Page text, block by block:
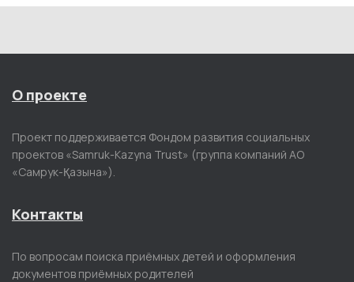
О проекте
Проект поддерживается Фондом развития социальных
проектов «Samruk-Kazyna Trust» (группа компаний АО
«Самрук-Қазына»).
Контакты
По вопросам поиска приёмных детей и оформления
документов приёмных родителей